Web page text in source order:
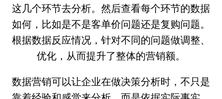
这几个环节去分析。然后查看每个环节的数据
如何，比如是不是客单价问题还是复购问题。
根据数据反应情况，针对不同的问题做调整、
优化，从而提升了整体的营销额。
数据营销可以让企业在做决策分析时，不只是